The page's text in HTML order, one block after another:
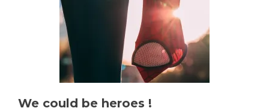
We could be heroes !